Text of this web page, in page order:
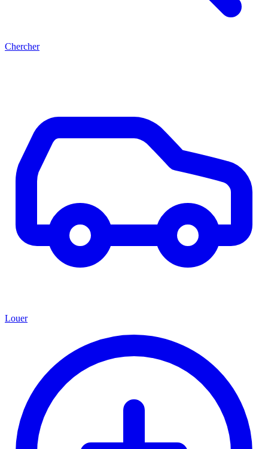
Chercher
Louer